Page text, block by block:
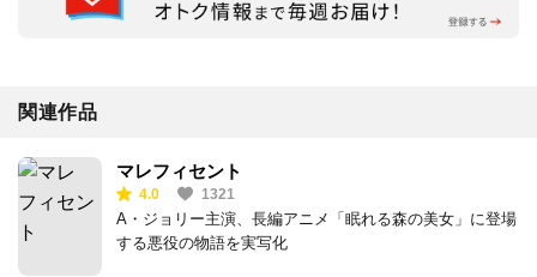
関連作品
マレフィセント
4.0 1321
A・ジョリー主演、長編アニメ「眠れる森の美女」に登場
する悪役の物語を実写化